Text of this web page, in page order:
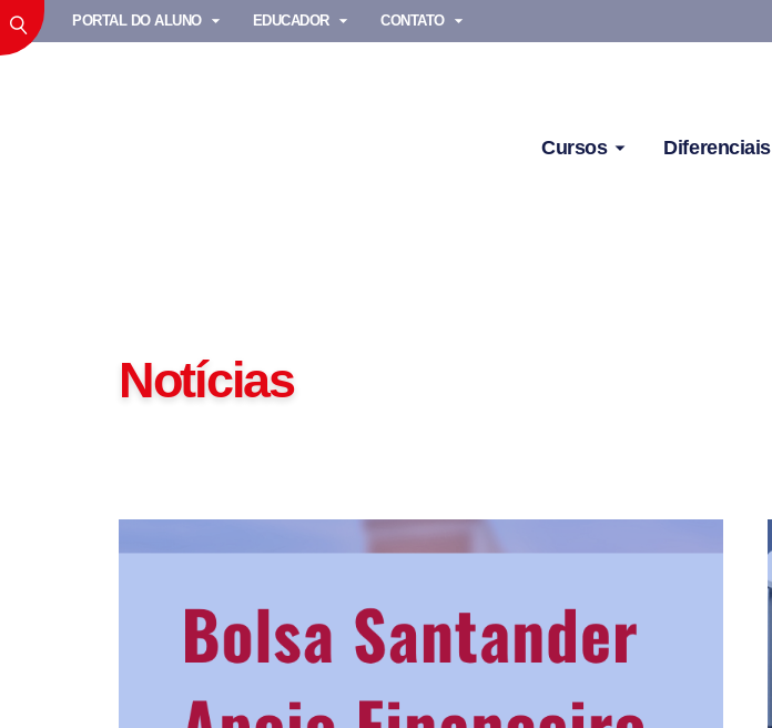
PORTAL DO ALUNO EDUCADOR CONTATO
Cursos Diferenciais
Notícias